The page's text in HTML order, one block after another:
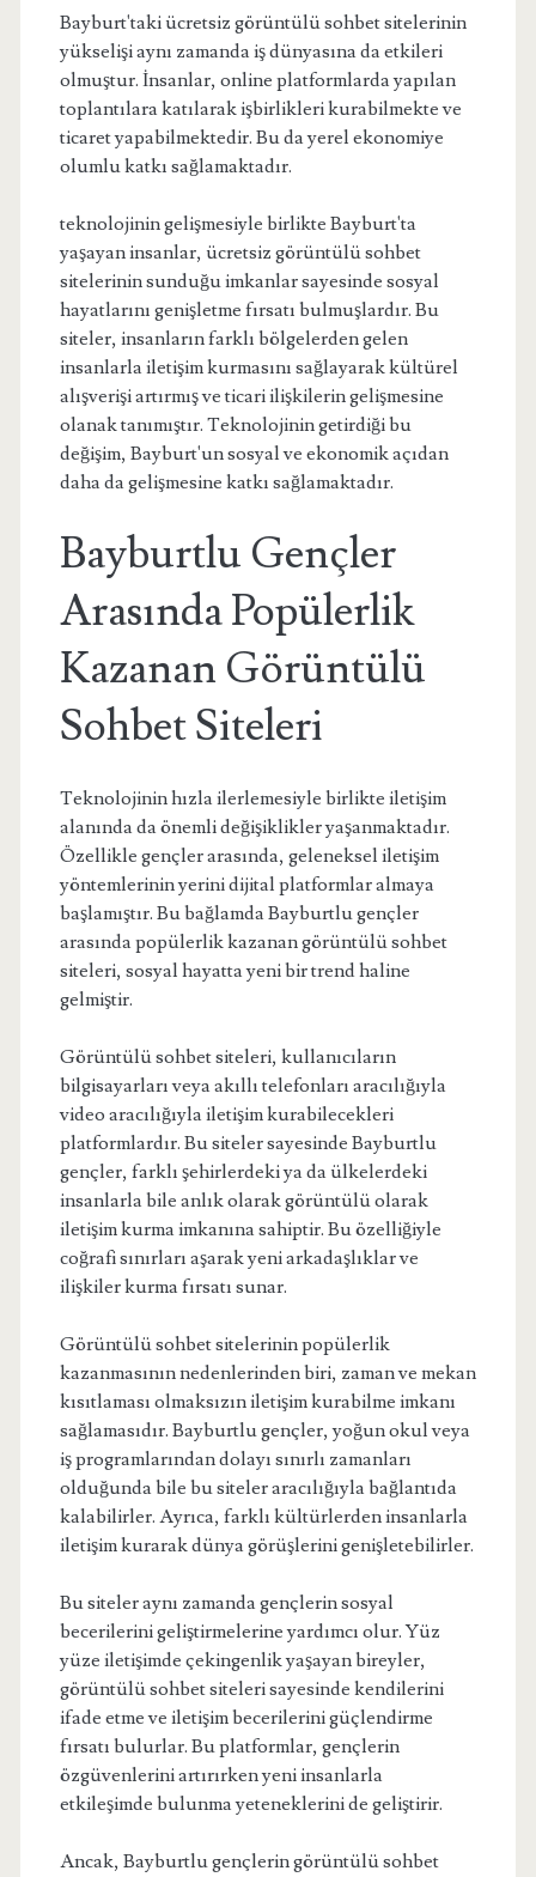
Bayburt'taki ücretsiz görüntülü sohbet sitelerinin
yükselişi aynı zamanda iş dünyasına da etkileri
olmuştur. İnsanlar, online platformlarda yapılan
toplantılara katılarak işbirlikleri kurabilmekte ve
ticaret yapabilmektedir. Bu da yerel ekonomiye
olumlu katkı sağlamaktadır.
teknolojinin gelişmesiyle birlikte Bayburt'ta
yaşayan insanlar, ücretsiz görüntülü sohbet
sitelerinin sunduğu imkanlar sayesinde sosyal
hayatlarını genişletme fırsatı bulmuşlardır. Bu
siteler, insanların farklı bölgelerden gelen
insanlarla iletişim kurmasını sağlayarak kültürel
alışverişi artırmış ve ticari ilişkilerin gelişmesine
olanak tanımıştır. Teknolojinin getirdiği bu
değişim, Bayburt'un sosyal ve ekonomik açıdan
daha da gelişmesine katkı sağlamaktadır.
Bayburtlu Gençler
Arasında Popülerlik
Kazanan Görüntülü
Sohbet Siteleri
Teknolojinin hızla ilerlemesiyle birlikte iletişim
alanında da önemli değişiklikler yaşanmaktadır.
Özellikle gençler arasında, geleneksel iletişim
yöntemlerinin yerini dijital platformlar almaya
başlamıştır. Bu bağlamda Bayburtlu gençler
arasında popülerlik kazanan görüntülü sohbet
siteleri, sosyal hayatta yeni bir trend haline
gelmiştir.
Görüntülü sohbet siteleri, kullanıcıların
bilgisayarları veya akıllı telefonları aracılığıyla
video aracılığıyla iletişim kurabilecekleri
platformlardır. Bu siteler sayesinde Bayburtlu
gençler, farklı şehirlerdeki ya da ülkelerdeki
insanlarla bile anlık olarak görüntülü olarak
iletişim kurma imkanına sahiptir. Bu özelliğiyle
coğrafi sınırları aşarak yeni arkadaşlıklar ve
ilişkiler kurma fırsatı sunar.
Görüntülü sohbet sitelerinin popülerlik
kazanmasının nedenlerinden biri, zaman ve mekan
kısıtlaması olmaksızın iletişim kurabilme imkanı
sağlamasıdır. Bayburtlu gençler, yoğun okul veya
iş programlarından dolayı sınırlı zamanları
olduğunda bile bu siteler aracılığıyla bağlantıda
kalabilirler. Ayrıca, farklı kültürlerden insanlarla
iletişim kurarak dünya görüşlerini genişletebilirler.
Bu siteler aynı zamanda gençlerin sosyal
becerilerini geliştirmelerine yardımcı olur. Yüz
yüze iletişimde çekingenlik yaşayan bireyler,
görüntülü sohbet siteleri sayesinde kendilerini
ifade etme ve iletişim becerilerini güçlendirme
fırsatı bulurlar. Bu platformlar, gençlerin
özgüvenlerini artırırken yeni insanlarla
etkileşimde bulunma yeteneklerini de geliştirir.
Ancak, Bayburtlu gençlerin görüntülü sohbet